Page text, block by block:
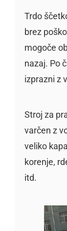
Trdo
brez
mogoče
nazaj. Po
izprazni z
Stroj za
varčen z
veliko
korenje,
itd.